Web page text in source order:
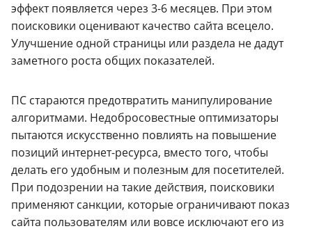
эффект появляется через 3-6 месяцев. При этом
поисковики оценивают качество сайта всецело.
Улучшение одной страницы или раздела не дадут
заметного роста общих показателей.
ПС стараются предотвратить манипулирование
алгоритмами. Недобросовестные оптимизаторы
пытаются искусственно повлиять на повышение
позиций интернет-ресурса, вместо того, чтобы
делать его удобным и полезным для посетителей.
При подозрении на такие действия, поисковики
применяют санкции, которые ограничивают показ
сайта пользователям или вовсе исключают его из